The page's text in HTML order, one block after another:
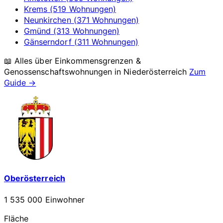
Krems (519 Wohnungen)
Neunkirchen (371 Wohnungen)
Gmünd (313 Wohnungen)
Gänserndorf (311 Wohnungen)
📖 Alles über Einkommensgrenzen &
Genossenschaftswohnungen in Niederösterreich Zum
Guide →
Oberösterreich
1 535 000 Einwohner
Fläche